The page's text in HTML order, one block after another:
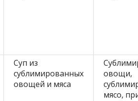
Суп из
сублимированных
овощей и мяса
овощи,
мясо,